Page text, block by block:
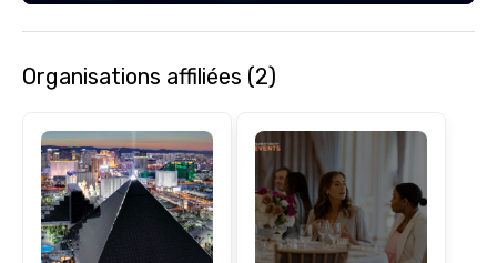
Organisations affiliées (2)